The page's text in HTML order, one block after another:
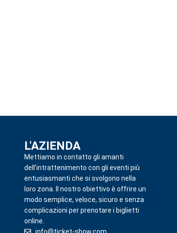
L'AZIENDA
Mettiamo in contatto gli amanti
dell’intrattenimento con gli eventi più
entusiasmanti che si svolgono nella
loro zona. Il nostro obiettivo è offrire un
modo semplice, veloce, sicuro e senza
complicazioni per prenotare i biglietti
online.